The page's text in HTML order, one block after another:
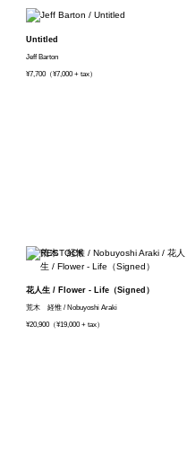
Untitled
Jeff Barton
¥7,700（¥7,000 + tax）
花人生 / Flower - Life（Signed）
荒木 経惟 / Nobuyoshi Araki
¥20,900（¥19,000 + tax）